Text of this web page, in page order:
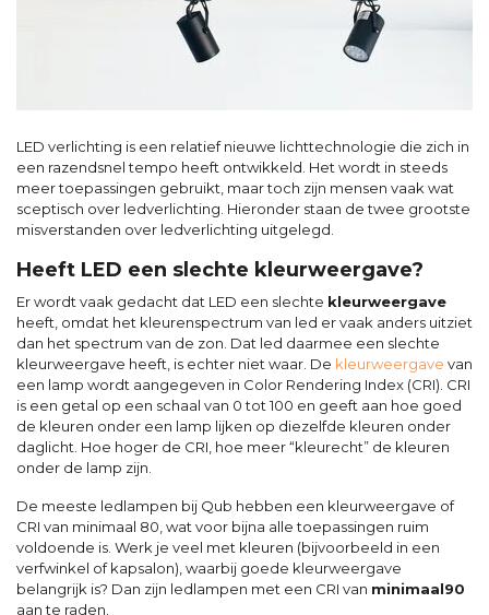
LED verlichting is een relatief nieuwe lichttechnologie die zich in
een razendsnel tempo heeft ontwikkeld. Het wordt in steeds
meer toepassingen gebruikt, maar toch zijn mensen vaak wat
sceptisch over ledverlichting. Hieronder staan de twee grootste
misverstanden over ledverlichting uitgelegd.
Heeft LED een slechte kleurweergave?
Er wordt vaak gedacht dat LED een slechte kleurweergave
heeft, omdat het kleurenspectrum van led er vaak anders uitziet
dan het spectrum van de zon. Dat led daarmee een slechte
kleurweergave heeft, is echter niet waar. De kleurweergave van
een lamp wordt aangegeven in Color Rendering Index (CRI). CRI
is een getal op een schaal van 0 tot 100 en geeft aan hoe goed
de kleuren onder een lamp lijken op diezelfde kleuren onder
daglicht. Hoe hoger de CRI, hoe meer “kleurecht” de kleuren
onder de lamp zijn.
De meeste ledlampen bij Qub hebben een kleurweergave of
CRI van minimaal 80, wat voor bijna alle toepassingen ruim
voldoende is. Werk je veel met kleuren (bijvoorbeeld in een
verfwinkel of kapsalon), waarbij goede kleurweergave
belangrijk is? Dan zijn ledlampen met een CRI van minimaal90
aan te raden.